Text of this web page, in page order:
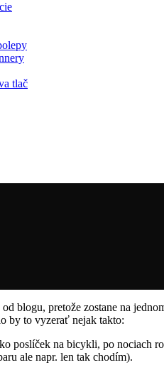
tlač
blogu, pretože zostane na
by to vyzerať nejak takto:
poslíček na bicykli, po nociach
ale napr. len tak chodím).